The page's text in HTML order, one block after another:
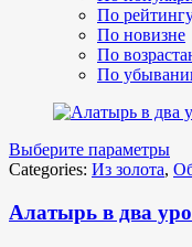
По
По новизне
По
По
Выберите параметры
Categories: Из золота,
Алатырь в два